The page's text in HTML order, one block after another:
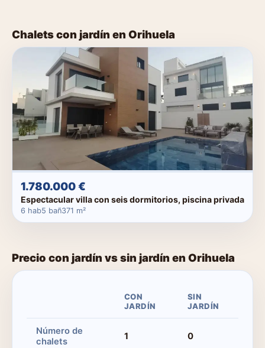
Chalets con jardín en Orihuela
1.780.000 €
Espectacular villa con seis dormitorios, piscina privada
6 hab5 bañ371 m²
Precio con jardín vs sin jardín en Orihuela
CON
JARDÍN
SIN
JARDÍN
Número de
chalets
1 0